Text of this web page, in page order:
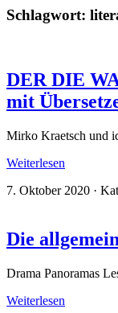
Schlagwort:
DER DIE
mit
Mirko Kraetsch und
Weiterlesen
7. Oktober 2020 ·
Die
Drama Panoramas
Weiterlesen